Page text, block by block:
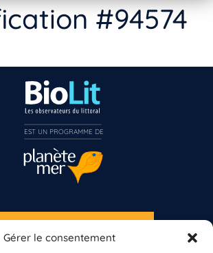
Gérer le consentement
#94574
À LA NEWSLETTER